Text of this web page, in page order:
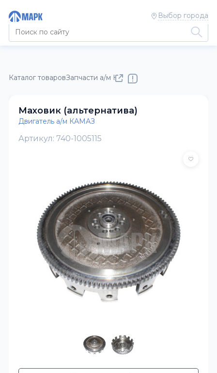
Выбор города
Каталог товаровЗапчасти а/м КАМАЗ
Маховик (альтернатива)
Двигатель а/м КАМАЗ
Артикул: 740-1005115